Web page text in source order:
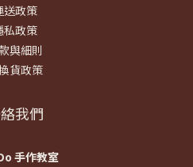
送政策
私政策
與細則
貨政策
我們
手作教室